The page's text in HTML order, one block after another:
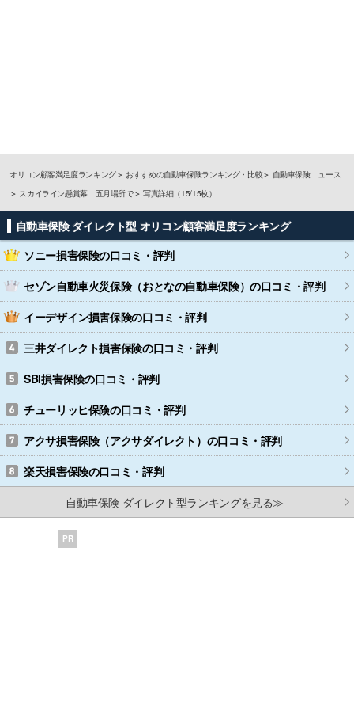
オリコン顧客満足度ランキング おすすめの自動車保険ランキング・比較
自動車保険ニュース
スカイライン懸賞幕 五月場所で
写真詳細（15/15枚）
自動車保険 ダイレクト型 オリコン顧客満足度ランキング
ソニー損害保険の口コミ・評判
セゾン自動車火災保険（おとなの自動車保険）の口コミ・評判
イーデザイン損害保険の口コミ・評判
三井ダイレクト損害保険の口コミ・評判
SBI損害保険の口コミ・評判
チューリッヒ保険の口コミ・評判
アクサ損害保険（アクサダイレクト） の口コミ・評判
楽天損害保険の口コミ・評判
自動車保険 ダイレクト型ランキングを見る≫
PR